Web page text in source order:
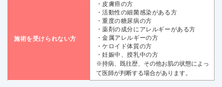
施術を受けられない方
皮膚癌の方
活動性の細菌感染がある方
重度の糖尿病の方
薬剤の成分にアレルギーがある方
金属アレルギーの方
ケロイド体質の方
妊娠中、授乳中の方
※持病、既往歴、その他お肌の状態によっ
て医師が判断する場合があります。